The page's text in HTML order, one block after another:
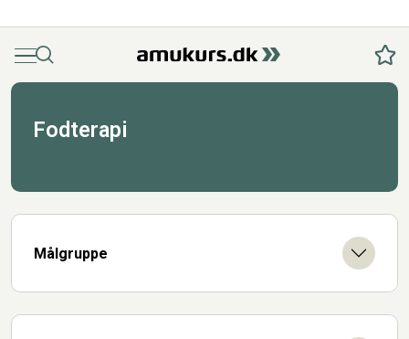
MenuSøg
Fodterapi
Målgruppe